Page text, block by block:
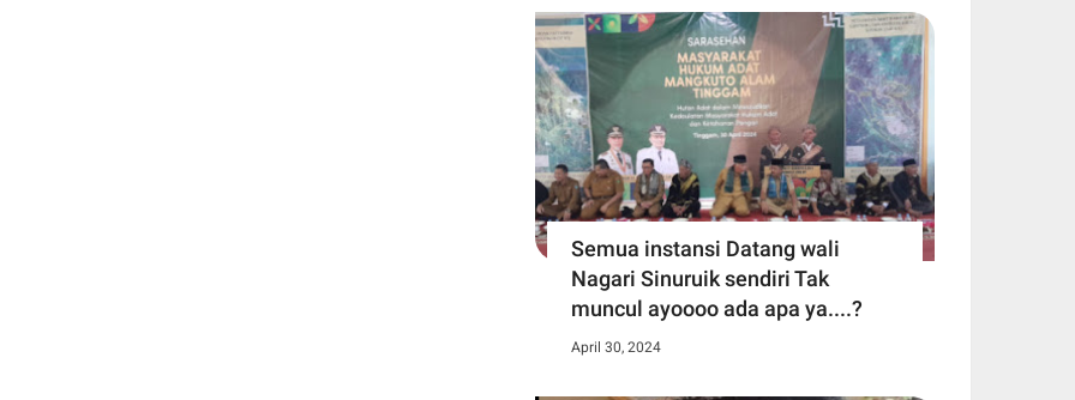
Semua instansi Datang wali
Nagari Sinuruik sendiri Tak
muncul ayoooo ada apa ya....?
April 30, 2024